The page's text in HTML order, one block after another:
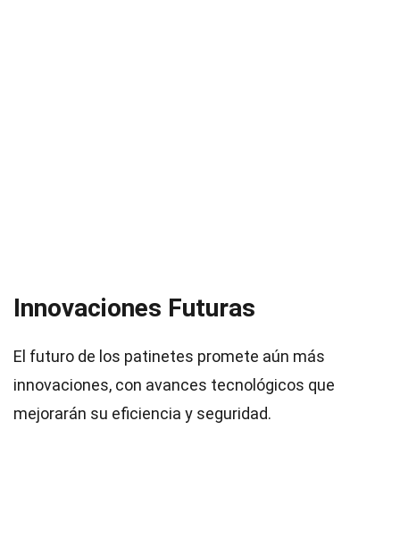
Innovaciones Futuras
El futuro de los patinetes promete aún más
innovaciones, con avances tecnológicos que
mejorarán su eficiencia y seguridad.